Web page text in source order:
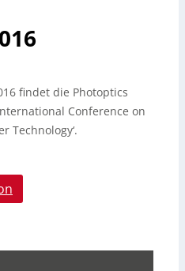
findet die Photoptics
Conference on
Technology‘.